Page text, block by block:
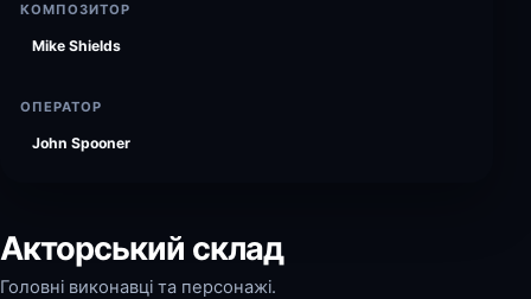
КОМПОЗИТОР
Mike Shields
ОПЕРАТОР
John Spooner
Акторський склад
Головні виконавці та персонажі.